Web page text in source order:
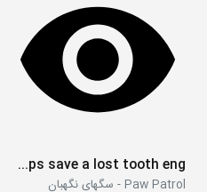
S03E08 - pups save a lost tooth eng
Paw Patrol - سگهای نگهبان